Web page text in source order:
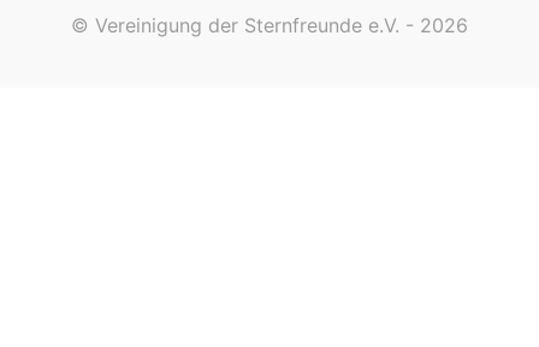
© Vereinigung der Sternfreunde e.V. - 2026